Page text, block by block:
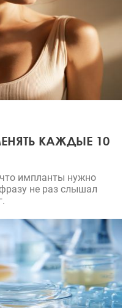
КАЖДЫЕ 10
импланты нужно
не раз слышал